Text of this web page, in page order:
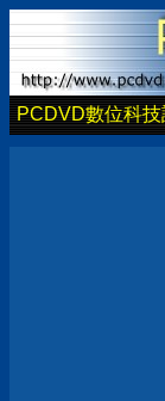
PCDVD數位科